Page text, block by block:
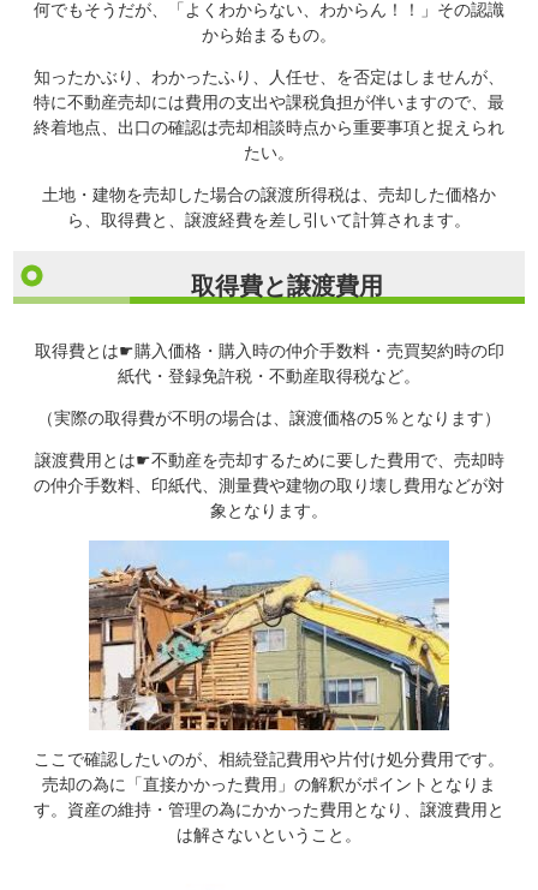
何でもそうだが、「よくわからない、わからん！！」その認識
から始まるもの。
知ったかぶり、わかったふり、人任せ、を否定はしませんが、
特に不動産売却には費用の支出や課税負担が伴いますので、最
終着地点、出口の確認は売却相談時点から重要事項と捉えられ
たい。
土地・建物を売却した場合の譲渡所得税は、売却した価格か
ら、取得費と、譲渡経費を差し引いて計算されます。
取得費と譲渡費用
取得費とは☛購入価格・購入時の仲介手数料・売買契約時の印
紙代・登録免許税・不動産取得税など。
（実際の取得費が不明の場合は、譲渡価格の5％となります）
譲渡費用とは☛不動産を売却するために要した費用で、売却時
の仲介手数料、印紙代、測量費や建物の取り壊し費用などが対
象となります。
ここで確認したいのが、相続登記費用や片付け処分費用です。
売却の為に「直接かかった費用」の解釈がポイントとなりま
す。資産の維持・管理の為にかかった費用となり、譲渡費用と
は解さないということ。